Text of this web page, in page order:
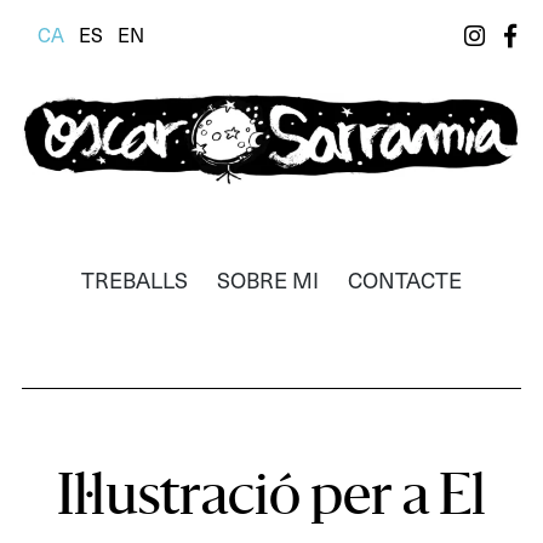
CA ES EN
Il·lustrador, dissenyador i realitzador
TREBALLS SOBRE MI CONTACTE
Il·lustració per a El